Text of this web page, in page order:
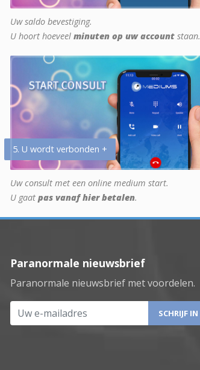
Uw saldo bevestiging.
U hoort hoeveel minuten op uw account staan.
5. U wordt verbonden +
Uw consult met een online medium start.
U gaat pas vanaf hier betalen.
Paranormale nieuwsbrief
Paranormale nieuwsbrief met voordelen.
Uw e-mailadres